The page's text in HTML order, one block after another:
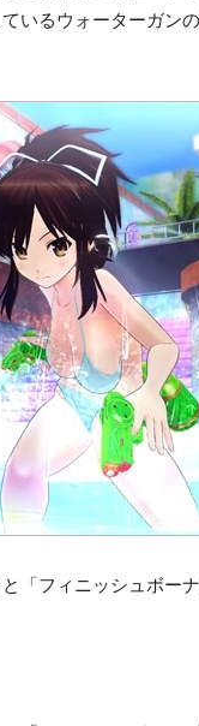
いるウォーターガン
「フィニッシュボー